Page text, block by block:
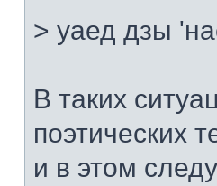
> уаед дзы
В таких
поэтических
и в этом